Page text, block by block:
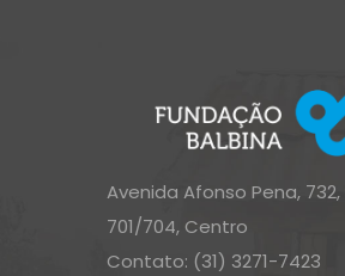
Avenida Afonso Pena, 732,
701/704, Centro
Contato: (31) 3271-7423